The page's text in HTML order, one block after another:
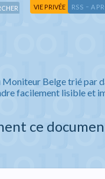
VIE PRIVÉE RSS - A
Moniteur Belge trié par
facilement lisible et
ce